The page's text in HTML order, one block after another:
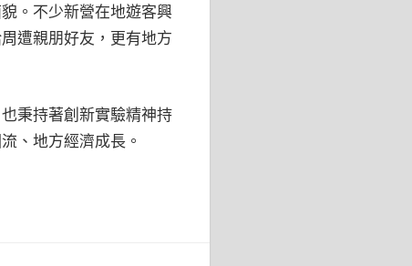
。不少新營在地遊客興
遭親朋好友，更有地方
秉持著創新實驗精神持
、地方經濟成長。